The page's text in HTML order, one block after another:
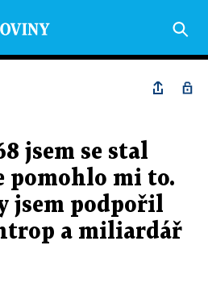
jsem se stal
pomohlo mi to.
jsem podpořil
a miliardář